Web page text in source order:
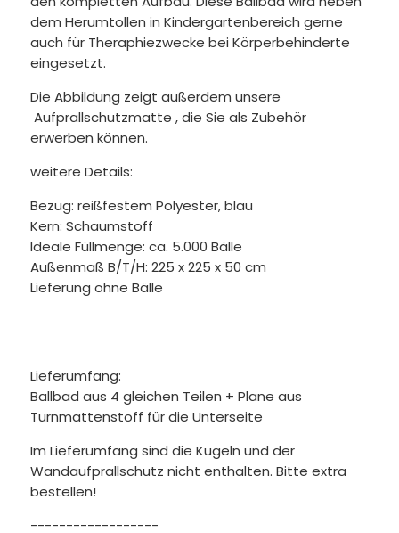
dem Herumtollen in Kindergartenbereich gerne
auch für Theraphiezwecke bei Körperbehinderte
eingesetzt.
Die Abbildung zeigt außerdem unsere
Aufprallschutzmatte , die Sie als Zubehör
erwerben können.
weitere Details:
Bezug: reißfestem Polyester, blau
Kern: Schaumstoff
Ideale Füllmenge: ca. 5.000 Bälle
Außenmaß B/T/H: 225 x 225 x 50 cm
Lieferung ohne Bälle
Lieferumfang:
Ballbad aus 4 gleichen Teilen + Plane aus
Turnmattenstoff für die Unterseite
Im Lieferumfang sind die Kugeln und der
Wandaufprallschutz nicht enthalten. Bitte extra
bestellen!
------------------